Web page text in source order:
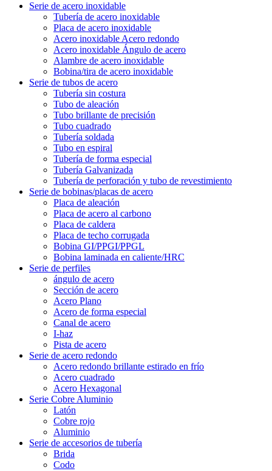
Serie de acero inoxidable
Tubería de acero inoxidable
Placa de acero inoxidable
Acero inoxidable Acero redondo
Acero inoxidable Ángulo de acero
Alambre de acero inoxidable
Bobina/tira de acero inoxidable
Serie de tubos de acero
Tubería sin costura
Tubo de aleación
Tubo brillante de precisión
Tubo cuadrado
Tubería soldada
Tubo en espiral
Tubería de forma especial
Tubería Galvanizada
Tubería de perforación y tubo de revestimiento
Serie de bobinas/placas de acero
Placa de aleación
Placa de acero al carbono
Placa de caldera
Placa de techo corrugada
Bobina GI/PPGI/PPGL
Bobina laminada en caliente/HRC
Serie de perfiles
ángulo de acero
Sección de acero
Acero Plano
Acero de forma especial
Canal de acero
I-haz
Pista de acero
Serie de acero redondo
Acero redondo brillante estirado en frío
Acero cuadrado
Acero Hexagonal
Serie Cobre Aluminio
Latón
Cobre rojo
Aluminio
Serie de accesorios de tubería
Brida
Codo